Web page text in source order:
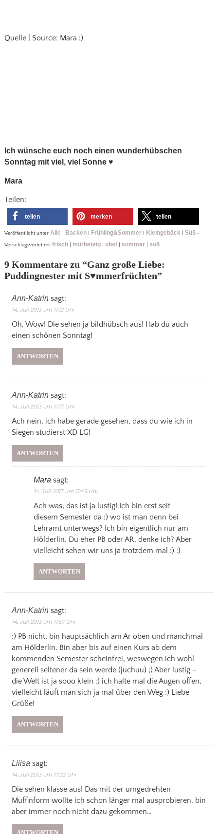
Quelle | Source: Mara :)
Ich wünsche euch noch einen wunderhübschen
Sonntag mit viel, viel Sonne ♥
Mara
Teilen:
teilen merken teilen
Veröffentlicht unter Alle Backen| Frühling&Sommer| Kleingebäck| Süß•
Verschlagwortet mit frisch| mürbeteig| obst| sommer| süß
9 Kommentare zu “Ganz große Liebe:
Puddingnester mit S♥mmerfrüchten”
Ann-Katrin sagt:
14. Juli 2013 um 11:12 Uhr
Oh, Wow! Die sehen ja bildhübsch aus! Hab du auch
einen schönen Sonntag!
ANTWORTEN
Ann-Katrin sagt:
14. Juli 2013 um 11:17 Uhr
Ach nein, ich habe gerade gesehen, dass du wie ich in
Siegen studierst XD LG!
ANTWORTEN
Mara sagt:
14. Juli 2013 um 11:45 Uhr
Ach was, das ist ja lustig! Ich bin erst seit
diesem Semester da :) wo ist man denn bei
Lehramt unterwegs? Ich bin eigentlich nur am
Hölderlin. Du eher PB oder AR, denke ich? Aber
vielleicht sehen wir uns ja trotzdem mal :) :)
ANTWORTEN
Ann-Katrin sagt:
14. Juli 2013 um 11:57 Uhr
:) PB nicht, bin hauptsächlich am Ar oben und manchmal
am Hölderlin. Bin aber bis auf einen Kurs ab dem
kommenden Semester scheinfrei, weswegen ich wohl
generell seltener da sein werde (juchuu) ;) Aber lustig –
die Welt ist ja sooo klein :) ich halte mal die Augen offen,
vielleicht läuft man sich ja mal über den Weg :) Liebe
Grüße!
ANTWORTEN
Liiisa sagt:
14. Juli 2013 um 17:23 Uhr
Die sehen klasse aus! Das mit der umgedrehten
Muffinform wollte ich schon länger mal ausprobieren, bin
aber immer noch nicht dazu gekommen…